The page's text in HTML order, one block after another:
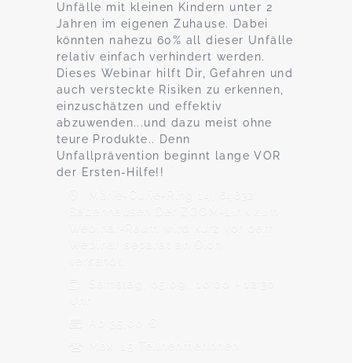
Unfälle mit kleinen Kindern unter 2
Jahren im eigenen Zuhause. Dabei
könnten nahezu 60% all dieser Unfälle
relativ einfach verhindert werden.
Dieses Webinar hilft Dir, Gefahren und
auch versteckte Risiken zu erkennen,
einzuschätzen und effektiv
abzuwenden...und dazu meist ohne
teure Produkte.. Denn
Unfallprävention beginnt lange VOR
der Ersten-Hilfe!!
Marie-Curie-Ring 14, 64832
Babenhausen Der ZOOM-Link zum
Webinar-Raum wird kurz vor dem
Webinar separat an Dich
Samstag, 05.09., 10:00 - 12:30
Ab 35,00 €
Max. 15 TeilnehmerInnen